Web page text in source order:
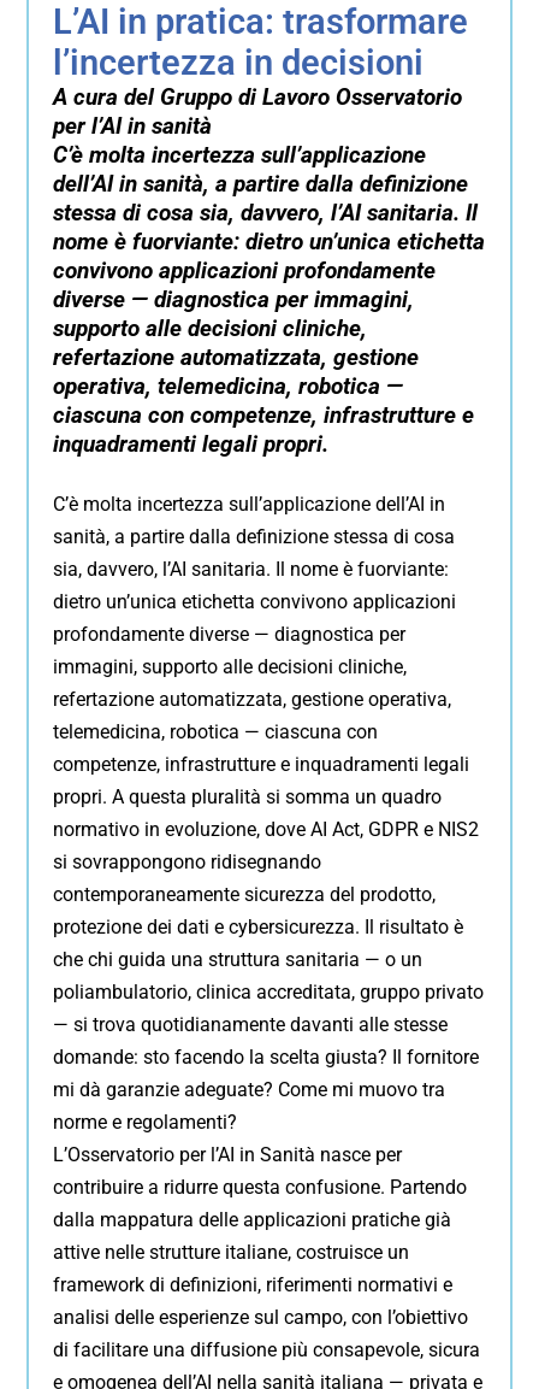
L’AI in pratica: trasformare
l’incertezza in decisioni
A cura del Gruppo di Lavoro Osservatorio
per l’AI in sanità
C’è molta incertezza sull’applicazione
dell’AI in sanità, a partire dalla definizione
stessa di cosa sia, davvero, l’AI sanitaria. Il
nome è fuorviante: dietro un’unica etichetta
convivono applicazioni profondamente
diverse — diagnostica per immagini,
supporto alle decisioni cliniche,
refertazione automatizzata, gestione
operativa, telemedicina, robotica —
ciascuna con competenze, infrastrutture e
inquadramenti legali propri.
C’è molta incertezza sull’applicazione dell’AI in
sanità, a partire dalla definizione stessa di cosa
sia, davvero, l’AI sanitaria. Il nome è fuorviante:
dietro un’unica etichetta convivono applicazioni
profondamente diverse — diagnostica per
immagini, supporto alle decisioni cliniche,
refertazione automatizzata, gestione operativa,
telemedicina, robotica — ciascuna con
competenze, infrastrutture e inquadramenti legali
propri. A questa pluralità si somma un quadro
normativo in evoluzione, dove AI Act, GDPR e NIS2
si sovrappongono ridisegnando
contemporaneamente sicurezza del prodotto,
protezione dei dati e cybersicurezza. Il risultato è
che chi guida una struttura sanitaria — o un
poliambulatorio, clinica accreditata, gruppo privato
— si trova quotidianamente davanti alle stesse
domande: sto facendo la scelta giusta? Il fornitore
mi dà garanzie adeguate? Come mi muovo tra
norme e regolamenti?
L’Osservatorio per l’AI in Sanità nasce per
contribuire a ridurre questa confusione. Partendo
dalla mappatura delle applicazioni pratiche già
attive nelle strutture italiane, costruisce un
framework di definizioni, riferimenti normativi e
analisi delle esperienze sul campo, con l’obiettivo
di facilitare una diffusione più consapevole, sicura
e omogenea dell’AI nella sanità italiana — privata e